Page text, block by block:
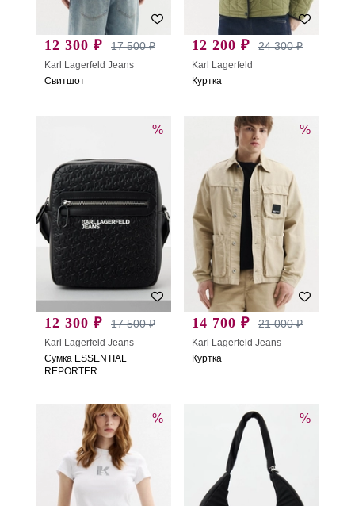
12 300 ₽ 17 500 ₽
Karl Lagerfeld Jeans
Свитшот
12 200 ₽ 24 300 ₽
Karl Lagerfeld
Куртка
%
12 300 ₽ 17 500 ₽
Karl Lagerfeld Jeans
Сумка ESSENTIAL
REPORTER
%
14 700 ₽ 21 000 ₽
Karl Lagerfeld Jeans
Куртка
% %